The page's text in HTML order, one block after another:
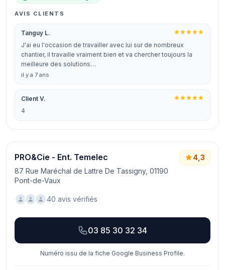
AVIS CLIENTS
Tanguy L.
J'ai eu l'occasion de travailler avec lui sur de nombreux
chantier, il travaille vraiment bien et va chercher toujours la
meilleure des solutions…
il y a 7 ans
Client V.
4
PRO&Cie - Ent. Temelec
87 Rue Maréchal de Lattre De Tassigny, 01190
Pont-de-Vaux
4,3
40 avis vérifiés
03 85 30 32 34
Numéro issu de la fiche Google Business Profile.